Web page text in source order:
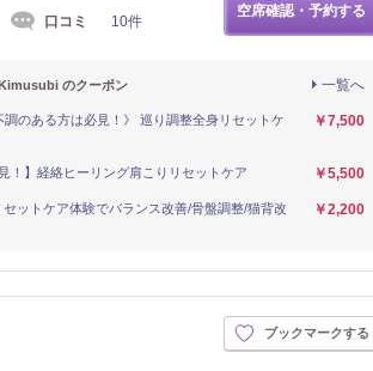
口コミ 10件
空席確認・予約する
一覧へ
のクーポン
のある方は必見！》 巡り調整全身リセットケ
￥7,500
！】経絡ヒーリング肩こりリセットケア ￥5,500
セットケア体験でバランス改善/骨盤調整/猫背改
￥2,200
ブックマークする